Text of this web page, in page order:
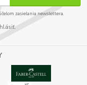
zasielania newslettera.